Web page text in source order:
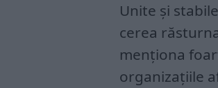
Unite și
cerea
menționa
organizațiile